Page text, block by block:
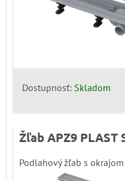
Dostupnosť: Skladom
Žľab APZ9
Podlahový žľab s